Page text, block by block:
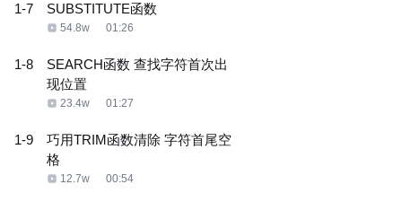
1-7 SUBSTITUTE函数
54.8w 01:26
1-8
SEARCH函数 查找字符首次出
现位置
23.4w 01:27
1-9
巧用TRIM函数清除 字符首尾空
格
12.7w 00:54